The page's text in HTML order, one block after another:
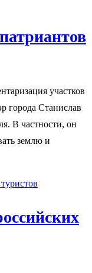
участков
города Станислав
В частности, он
землю и